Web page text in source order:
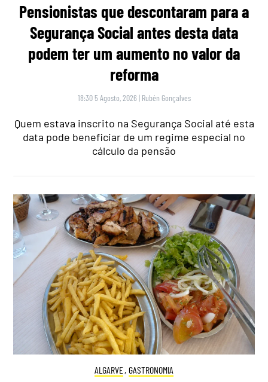
Pensionistas que descontaram para a
Segurança Social antes desta data
podem ter um aumento no valor da
reforma
18:30 5 Agosto, 2026 | Rubén Gonçalves
Quem estava inscrito na Segurança Social até esta
data pode beneficiar de um regime especial no
cálculo da pensão
ALGARVE, GASTRONOMIA